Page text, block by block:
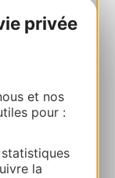
privée
et nos
pour :
la